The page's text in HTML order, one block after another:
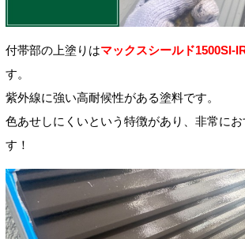
付帯部の上塗りはマックスシールド1500SI-
す。
紫外線に強い高耐候性がある塗料です。
色あせしにくいという特徴があり、非常に
す！